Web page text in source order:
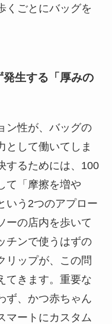
くごとにバッグを
生する「厚みの
ン性が、バッグの
として働いてしま
するためには、100
て「摩擦を増や
いう2つのアプロー
ーの店内を歩いて
チンで使うはずの
リップが、この問
てきます。重要な
ず、かつ赤ちゃん
マートにカスタム